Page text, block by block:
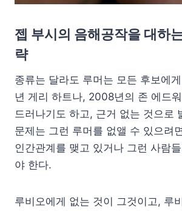
젭 부시의 음해공작을 대하
략
종류는 달라도 루머는 모든 후보에
년 게리 하트나, 2008년의 존 에드
드러나기도 하고, 근거 없는 것으로
문제는 그런 루머를 없앨 수 있으려
인간관계를 맺고 있거나 그런 사람
야 한다.
루비오에게 없는 것이 그것이고, 루